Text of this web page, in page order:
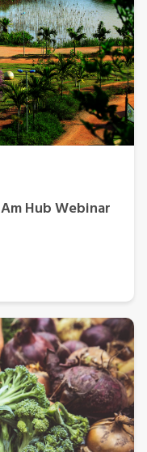
Hub Webinar